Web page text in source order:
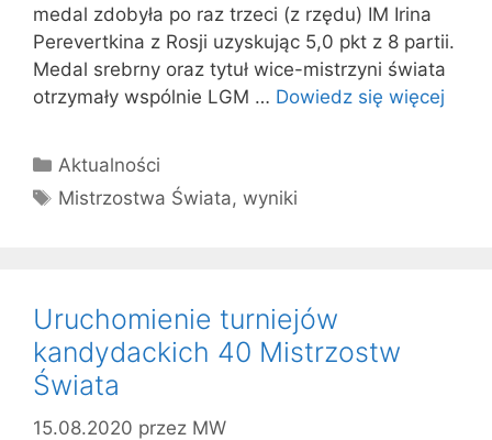
medal zdobyła po raz trzeci (z rzędu) IM Irina
Perevertkina z Rosji uzyskując 5,0 pkt z 8 partii.
Medal srebrny oraz tytuł wice-mistrzyni świata
otrzymały wspólnie LGM … Dowiedz się więcej
Kategorie
Aktualności
Tagi
Mistrzostwa Świata,wyniki
Uruchomienie turniejów
kandydackich 40 Mistrzostw
Świata
15.08.2020 przez MW